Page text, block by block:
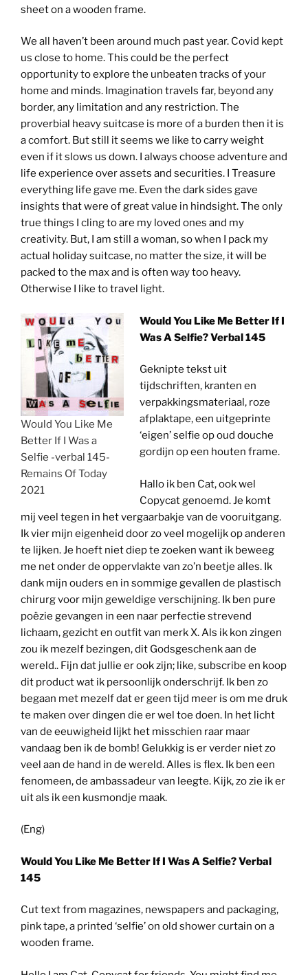
sheet on a wooden frame.
We all haven’t been around much past year. Covid kept
us close to home. This could be the perfect
opportunity to explore the unbeaten tracks of your
home and minds. Imagination travels far, beyond any
border, any limitation and any restriction. The
proverbial heavy suitcase is more of a burden then it is
a comfort. But still it seems we like to carry weight
even if it slows us down. I always choose adventure and
life experience over assets and securities. I Treasure
everything life gave me. Even the dark sides gave
insights that were of great value in hindsight. The only
true things I cling to are my loved ones and my
creativity. But, I am still a woman, so when I pack my
actual holiday suitcase, no matter the size, it will be
packed to the max and is often way too heavy.
Otherwise I like to travel light.
Would You Like Me
Better If I Was a
Selfie -verbal 145-
Remains Of Today
2021
Would You Like Me Better If I
Was A Selfie? Verbal 145
Geknipte tekst uit
tijdschriften, kranten en
verpakkingsmateriaal, roze
afplaktape, een uitgeprinte
‘eigen’ selfie op oud douche
gordijn op een houten frame.
Hallo ik ben Cat, ook wel
Copycat genoemd. Je komt
mij veel tegen in het vergaarbakje van de vooruitgang.
Ik vier mijn eigenheid door zo veel mogelijk op anderen
te lijken. Je hoeft niet diep te zoeken want ik beweeg
me net onder de oppervlakte van zo’n beetje alles. Ik
dank mijn ouders en in sommige gevallen de plastisch
chirurg voor mijn geweldige verschijning. Ik ben pure
poëzie gevangen in een naar perfectie strevend
lichaam, gezicht en outfit van merk X. Als ik kon zingen
zou ik mezelf bezingen, dit Godsgeschenk aan de
wereld.. Fijn dat jullie er ook zijn; like, subscribe en koop
dit product wat ik persoonlijk onderschrijf. Ik ben zo
begaan met mezelf dat er geen tijd meer is om me druk
te maken over dingen die er wel toe doen. In het licht
van de eeuwigheid lijkt het misschien raar maar
vandaag ben ik de bomb! Gelukkig is er verder niet zo
veel aan de hand in de wereld. Alles is flex. Ik ben een
fenomeen, de ambassadeur van leegte. Kijk, zo zie ik er
uit als ik een kusmondje maak.
(Eng)
Would You Like Me Better If I Was A Selfie? Verbal
145
Cut text from magazines, newspapers and packaging,
pink tape, a printed ‘selfie’ on old shower curtain on a
wooden frame.